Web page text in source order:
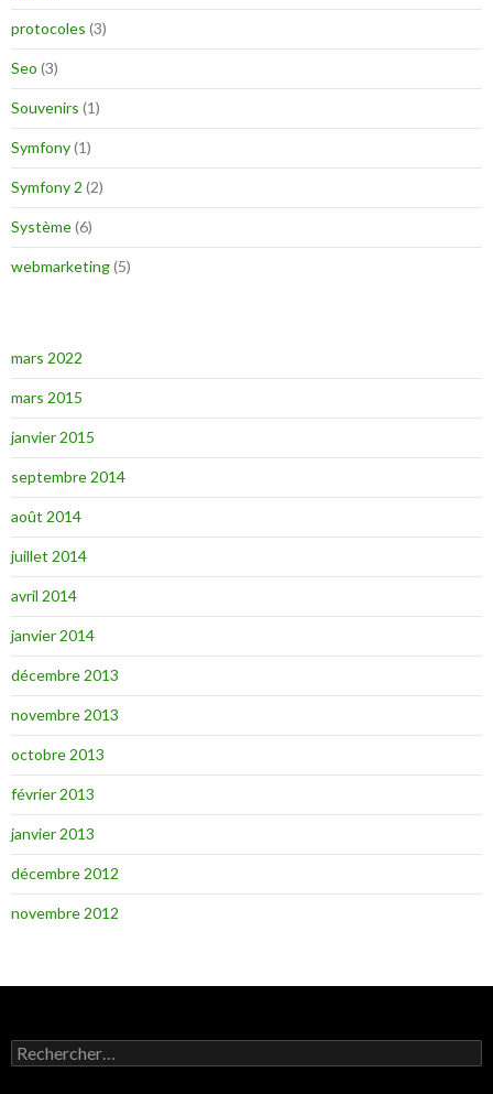
protocoles (3)
Seo (3)
Souvenirs (1)
Symfony(1)
Symfony 2 (2)
Système(6)
webmarketing(5)
mars 2022
mars 2015
janvier 2015
septembre 2014
août 2014
juillet 2014
avril 2014
janvier 2014
décembre 2013
novembre 2013
octobre 2013
février 2013
janvier 2013
décembre 2012
novembre 2012
R
e